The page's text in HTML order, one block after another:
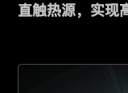
直触热源，实现